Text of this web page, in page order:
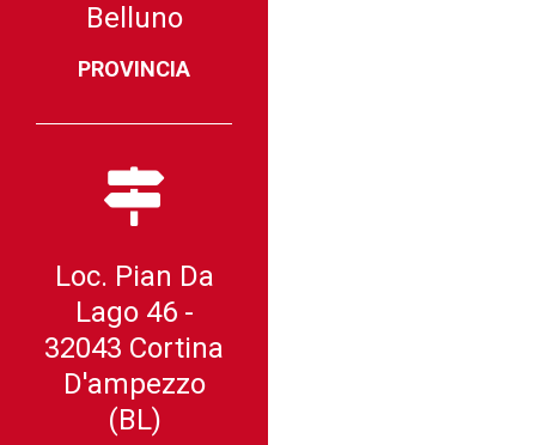
Belluno
PROVINCIA
Loc. Pian Da
Lago 46 -
32043 Cortina
D'ampezzo
(BL)